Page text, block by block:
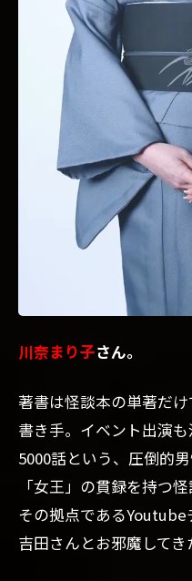
川奈まり子さん。
著書は怪談本の単著だ
書き手。イベント出演
5000話という、圧倒的
「女王」の貫録を持つ怪
その拠点であるYoutube
吉田さんとお邪魔してき